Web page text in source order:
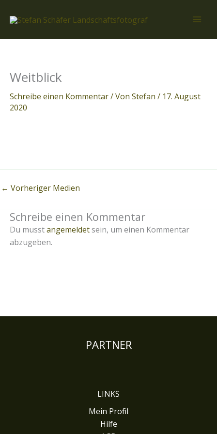
Inhalt
Weitblick
Schreibe einen Kommentar/ Von Stefan / 17. August
2020
← Vorheriger Medien
Schreibe einen Kommentar
Du musstangemeldetsein, um einen Kommentar
abzugeben.
PARTNER
LINKS
Mein Profil
Hilfe